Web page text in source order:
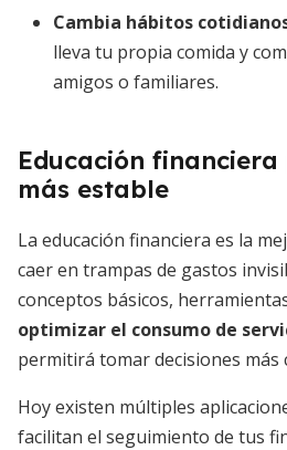
Cambia hábitos
lleva tu propia comida y
amigos o familiares.
Educación
más estable
La educación financiera es la
caer en trampas de gastos
conceptos básicos,
optimizar el consumo de
permitirá tomar decisiones más
Hoy existen múltiples
facilitan el seguimiento de tus